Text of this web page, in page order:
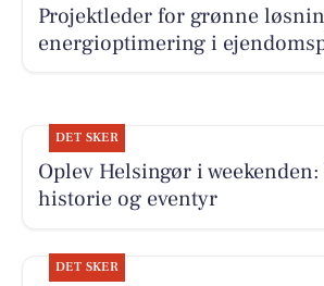
Projektleder for grønne
energioptimering i
DET SKER
Oplev Helsingør i weekenden:
historie og eventyr
DET SKER